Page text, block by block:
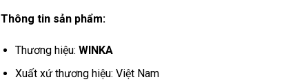
Thông tin sản phẩm:
Thương hiệu: WINKA
Xuất xứ thương hiệu: Việt Nam